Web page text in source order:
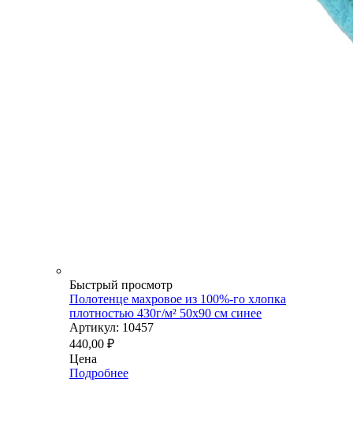
Быстрый просмотр
Полотенце махровое из 100%-го хлопка
плотностью 430г/м² 50x90 см синее
Артикул: 10457
440,00 ₽
Цена
Подробнее